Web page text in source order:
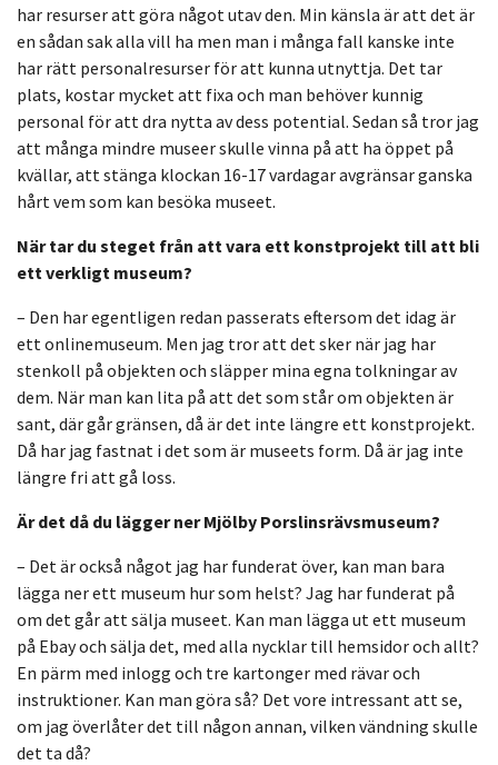
har resurser att göra något utav den. Min känsla är att det är
en sådan sak alla vill ha men man i många fall kanske inte
har rätt personalresurser för att kunna utnyttja. Det tar
plats, kostar mycket att fixa och man behöver kunnig
personal för att dra nytta av dess potential. Sedan så tror jag
att många mindre museer skulle vinna på att ha öppet på
kvällar, att stänga klockan 16-17 vardagar avgränsar ganska
hårt vem som kan besöka museet.
När tar du steget från att vara ett konstprojekt till att bli
ett verkligt museum?
– Den har egentligen redan passerats eftersom det idag är
ett onlinemuseum. Men jag tror att det sker när jag har
stenkoll på objekten och släpper mina egna tolkningar av
dem. När man kan lita på att det som står om objekten är
sant, där går gränsen, då är det inte längre ett konstprojekt.
Då har jag fastnat i det som är museets form. Då är jag inte
längre fri att gå loss.
Är det då du lägger ner Mjölby Porslinsrävsmuseum?
– Det är också något jag har funderat över, kan man bara
lägga ner ett museum hur som helst? Jag har funderat på
om det går att sälja museet. Kan man lägga ut ett museum
på Ebay och sälja det, med alla nycklar till hemsidor och allt?
En pärm med inlogg och tre kartonger med rävar och
instruktioner. Kan man göra så? Det vore intressant att se,
om jag överlåter det till någon annan, vilken vändning skulle
det ta då?